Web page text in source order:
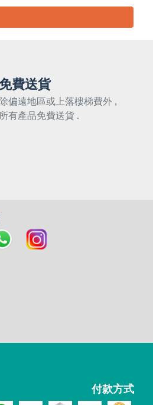
費送貨
除偏遠地區或上落樓梯費外 ,
所有產品免費送貨 .
付款方式